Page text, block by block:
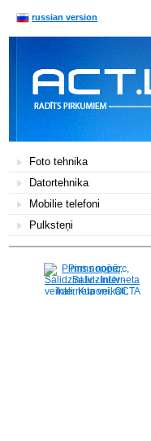
russian version
Foto tehnika
Datortehnika
Mobilie telefoni
Pulksteņi
Pirms nopērc,
Salidzini.lv - Interneta
veikali, Kuponi, OCTA